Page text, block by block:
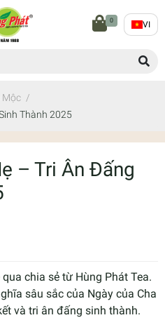
0 VI
Mộc /
Thành 2025
– Tri Ân Đấng
chia sẻ từ Hùng Phát Tea.
sâu sắc của Ngày của Cha
và tri ân đấng sinh thành.